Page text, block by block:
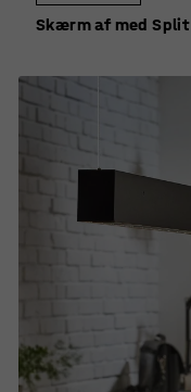
Skærm af med Split